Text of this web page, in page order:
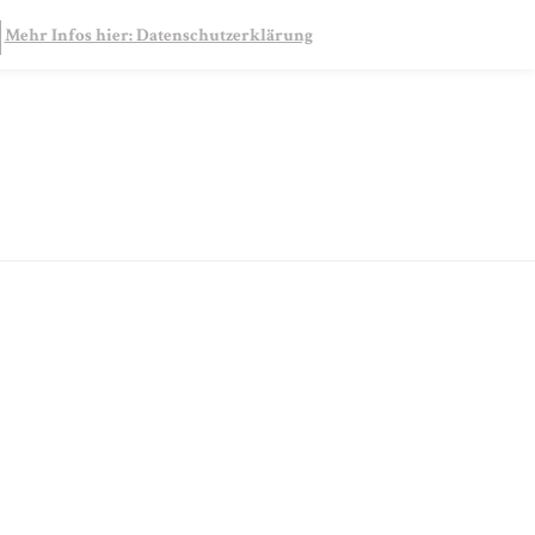
Mehr Infos hier: Datenschutzerklärung